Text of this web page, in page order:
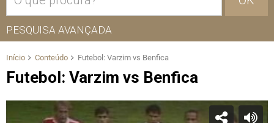
PESQUISA AVANÇADA
Início Conteúdo Futebol: Varzim vs Benfica
Futebol: Varzim vs Benfica